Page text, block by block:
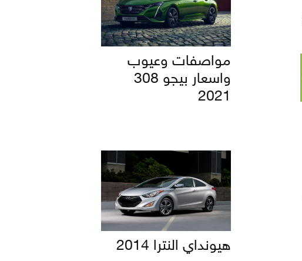
مواصفات وعيوب
واسعار بيجو 308
2021
هيونداي النترا 2014